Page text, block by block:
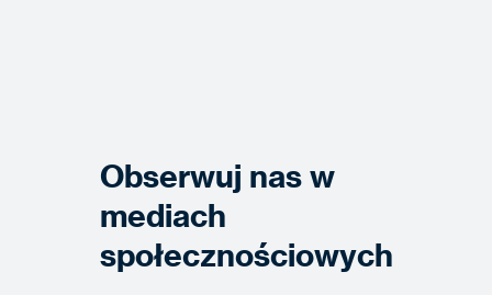
Obserwuj nas w
mediach
społecznościowych